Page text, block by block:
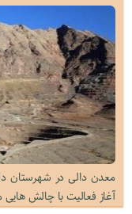
معدن دالی در شهرستان
آغاز فعالیت با چالش